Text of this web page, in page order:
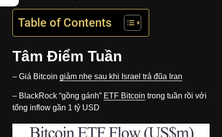
Table of Contents
Tâm Điểm Tuần
– Giá Bitcoin giảm nhẹ sau khi Israel trả đũa Iran
– BlackRock “gồng gánh” ETF Bitcoin trong tuần rồi với
tổng inflow gần 1 tỷ USD